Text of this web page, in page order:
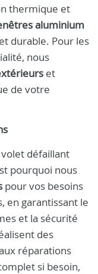
thermique et
aluminium
durable. Pour les
nous
et
de votre
volet défaillant
pourquoi nous
pour vos besoins
en garantissant le
et la sécurité
des
réparations
si besoin,